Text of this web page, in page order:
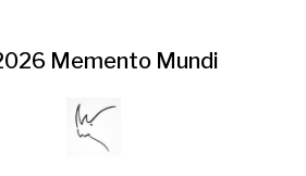
Memento Mundi